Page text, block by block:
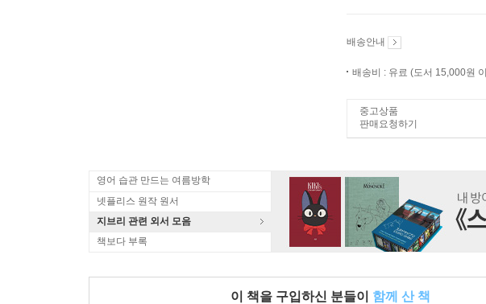
배송안내
배송비 : 유료 (도서 15,000원
중고상품
판매요청하기
영어 습관 만드는 여름방학
넷플리스 원작 원서
지브리 관련 외서 모음
책보다 부록
이 책을 구입하신 분들이 함께 산 책